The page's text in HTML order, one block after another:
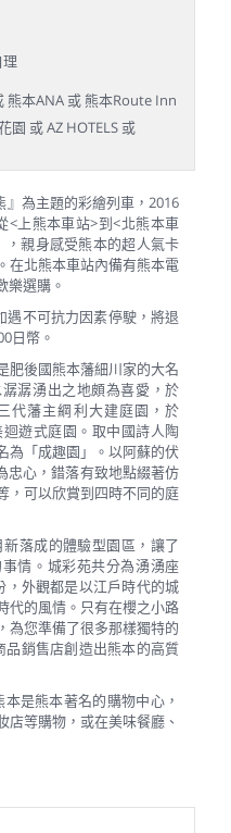
熊本ANA 或 熊本Route Inn
園 或 AZ HOTELS 或
』為主題的彩繪列車，2016
<上熊本車站>到<北熊本車
親身感受熊本的超人氣卡
在北熊本車站內備有熊本電
樂選購。
不可抗力因素停駛，將退
日幣。
肥後國熊本藩細川家的大名
潺湧出之地頗為喜愛，於
代藩主綱利大建庭園，於
遊式庭園。取中國詩人陶
為「成趣園」。以阿蘇的伏
忠心，錯落有致地點綴著仿
，可以欣賞到四時不同的庭
新落成的體驗型園區，讓了
情。城彩苑共分為湧湧座
，外觀都是以江戶時代的城
代的風情。只有在櫻之小路
為您準備了很多那樣獨特的
品銷售店創造出熊本的高質
本是熊本著名的購物中心，
等購物，或在美味餐廳、